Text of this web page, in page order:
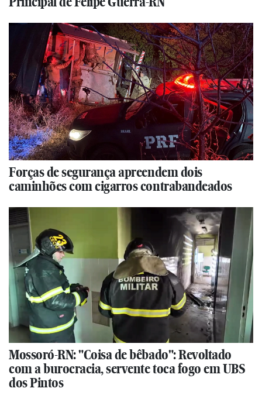
Forças de segurança apreendem dois
caminhões com cigarros contrabandeados
Mossoró-RN: "Coisa de bêbado": Revoltado
com a burocracia, servente toca fogo em UBS
dos Pintos